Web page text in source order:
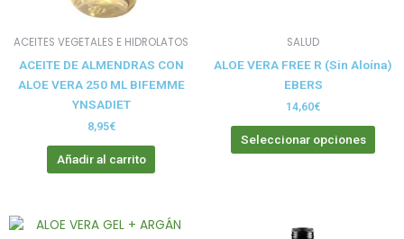
ACEITES VEGETALES E HIDROLATOS
ACEITE DE ALMENDRAS CON
ALOE VERA 250 ML BIFEMME
YNSADIET
8,95€
Añadir al carrito
SALUD
ALOE VERA FREE R (Sin Aloína)
EBERS
14,60€
Seleccionar opciones
la